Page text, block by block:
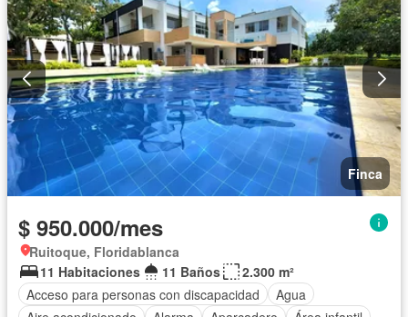
Piscina
Vigilante Sauna
Seguridad privada
Tanque de agua
Terraza Vista panorámica
Wifi
Permite mascotas
Permite niños Solo familias
Finca
$ 950.000/mes
Ruitoque, Floridablanca
11 Habitaciones
11 Baños
2.300 m²
Acceso para personas con discapacidad
Agua